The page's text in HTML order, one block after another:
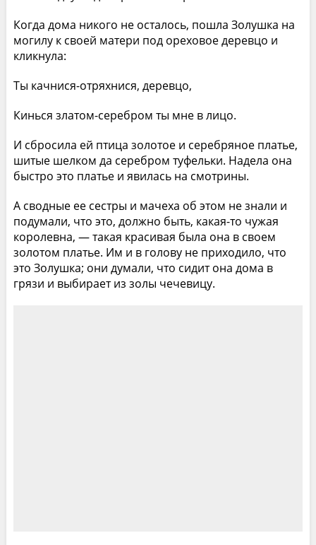
Когда дома никого не осталось, пошла Золушка на
могилу к своей матери под ореховое деревцо и
кликнула:
Ты качнися-отряхнися, деревцо,
Кинься златом-серебром ты мне в лицо.
И сбросила ей птица золотое и серебряное платье,
шитые шелком да серебром туфельки. Надела она
быстро это платье и явилась на смотрины.
А сводные ее сестры и мачеха об этом не знали и
подумали, что это, должно быть, какая-то чужая
королевна, — такая красивая была она в своем
золотом платье. Им и в голову не приходило, что
это Золушка; они думали, что сидит она дома в
грязи и выбирает из золы чечевицу.